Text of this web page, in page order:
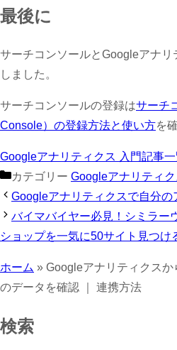
最後に
サーチコンソールとGoogleアナ
しました。
サーチコンソールの登録はサーチ
Console）の登録方法と使い方を
Googleアナリティクス 入門記事一
カテゴリー Googleアナリティク
Googleアナリティクスで自分
バイマバイヤー必見！シミラー
ショップを一気に50サイト見つけ
ホーム » Googleアナリティクス
のデータを確認 ｜ 連携方法
検索